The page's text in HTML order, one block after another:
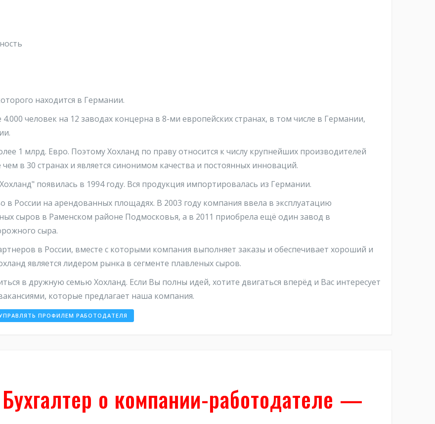
находится в Германии.
человек на 12 заводах концерна в 8-ми европейских странах, в том числе в Германии,
1 млрд. Евро. Поэтому Хохланд по праву относится к числу крупнейших производителей
в 30 странах и является синонимом качества и постоянных инноваций.
появилась в 1994 году. Вся продукция импортировалась из Германии.
в России на арендованных площадях. В 2003 году компания ввела в эксплуатацию
сыров в Раменском районе Подмосковья, а в 2011 приобрела ещё один завод в
сыра.
в России, вместе с которыми компания выполняет заказы и обеспечивает хороший и
является лидером рынка в сегменте плавленых сыров.
в дружную семью Хохланд. Если Вы полны идей, хотите двигаться вперёд и Вас интересует
которые предлагает наша компания.
ПРОФИЛЕМ РАБОТОДАТЕЛЯ
о компании-работодателе —